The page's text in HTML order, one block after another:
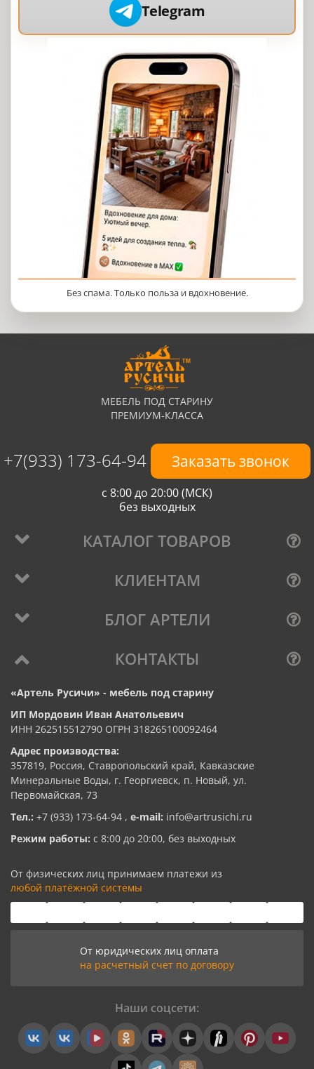
Telegram
Без спама. Только польза и вдохновение.
МЕБЕЛЬ ПОД СТАРИНУ
ПРЕМИУМ-КЛАССА
+7(933) 173-64-94 Заказать звонок
с 8:00 до 20:00 (МСК)
без выходных
КАТАЛОГ ТОВАРОВ
КЛИЕНТАМ
БЛОГ АРТЕЛИ
КОНТАКТЫ
«Артель Русичи» - мебель под старину
ИП Мордовин Иван Анатольевич
ИНН 262515512790 ОГРН 318265100092464
Адрес производства:
357819, Россия, Ставропольский край, Кавказские
Минеральные Воды, г. Георгиевск, п. Новый, ул.
Первомайская, 73
Тел.: +7 (933) 173-64-94 , e-mail: info@artrusichi.ru
Режим работы: с 8:00 до 20:00, без выходных
От физических лиц принимаем платежи из
любой платёжной системы
От юридических лиц оплата
на расчетный счет по договору
Наши соцсети: